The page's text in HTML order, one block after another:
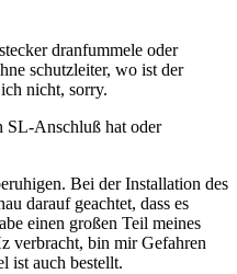
dranfummele oder
schutzleiter, wo ist der
nicht, sorry.
SL-Anschluß hat oder
Bei der Installation des
darauf geachtet, dass es
einen großen Teil meines
verbracht, bin mir Gefahren
ist auch bestellt.